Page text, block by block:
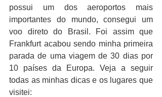
possui um dos aeroportos mais
importantes do mundo, consegui um
voo direto do Brasil. Foi assim que
Frankfurt acabou sendo minha primeira
parada de uma viagem de 30 dias por
10 países da Europa. Veja a seguir
todas as minhas dicas e os lugares que
visitei: